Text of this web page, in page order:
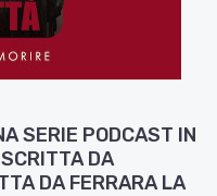
SERIE PODCAST IN
DA
DA FERRARA LA